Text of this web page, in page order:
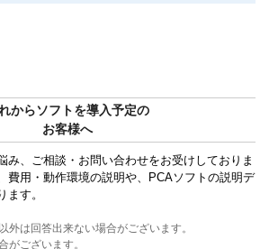
からソフトを導入予定の
お客様へ
み、ご相談・お問い合わせをお受けしておりま
費用・動作環境の説明や、PCAソフトの説明デ
ます。
は回答出来ない場合がございます。
がございます。